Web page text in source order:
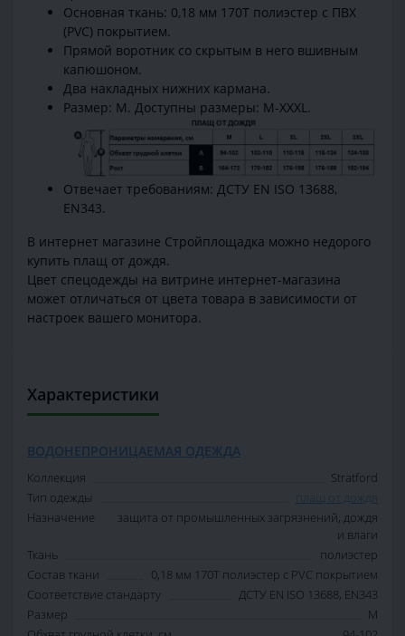
Основная ткань: 0,18 мм 170T полиэстер с ПВХ
(PVC) покрытием.
Прямой воротник со скрытым в него вшивным
капюшоном.
Два накладных нижних кармана.
Размер: M. Доступны размеры: M-XXXL.
Отвечает требованиям: ДСТУ EN ISO 13688,
EN343.
В интернет магазине Стройплощадка можно недорого
купить плащ от дождя.
Цвет спецодежды на витрине интернет-магазина
может отличаться от цвета товара в зависимости от
настроек вашего монитора.
Характеристики
ВОДОНЕПРОНИЦАЕМАЯ ОДЕЖДА
Коллекция
Stratford
Тип одежды
плащ от дождя
Назначение
защита от промышленных загрязнений, дождя
и влаги
Ткань
полиэстер
Состав ткани
0,18 мм 170T полиэстер с PVC покрытием
Соответствие стандарту
ДСТУ EN ISO 13688, EN343
Размер
M